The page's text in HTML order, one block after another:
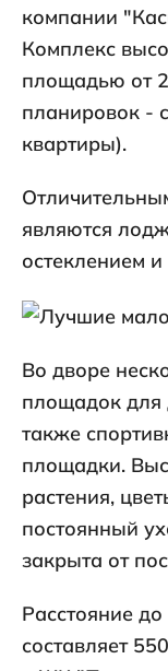
компании
Комплекс
площадью от
планировок -
квартиры).
являются
остеклением
Во дворе
площадок для
также
площадки.
растения,
постоянный
закрыта от
Расстояние
составляет